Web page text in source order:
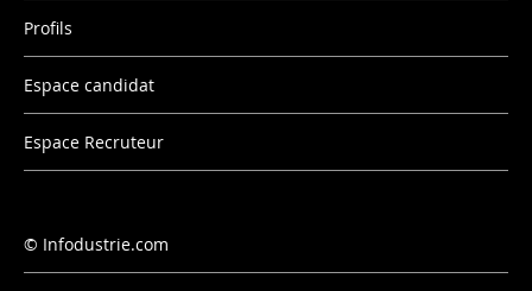
Profils
Espace candidat
Espace Recruteur
Infodustrie.com